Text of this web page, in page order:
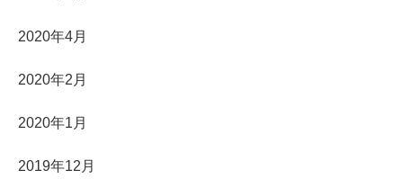
2020年4月
2020年2月
2020年1月
2019年12月